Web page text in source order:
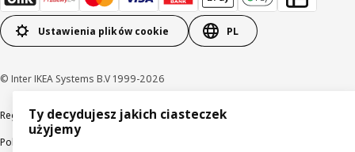
Ustawienia plików cookie PL
© Inter IKEA Systems B.V 1999-2026
Regulaminy Polityka prywatnościWycofane produkty
Polityka odpowiedzialnego ujawniania informacji
Ty decydujesz jakich ciasteczek
użyjemy